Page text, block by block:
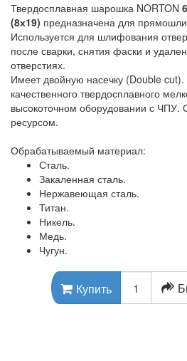
Твердосплавная шарошка NORTON
(8х19) предназначена для
Используется для шлифования
после сварки, снятия фаски и
отверстиях.
Имеет двойную насечку (Double cut).
качественного твердосплавного
высокоточном оборудовании с ЧПУ.
ресурсом.
Обрабатываемый материал:
Сталь.
Закаленная сталь.
Нержавеющая сталь.
Титан.
Никель.
Медь.
Чугун.
Купить